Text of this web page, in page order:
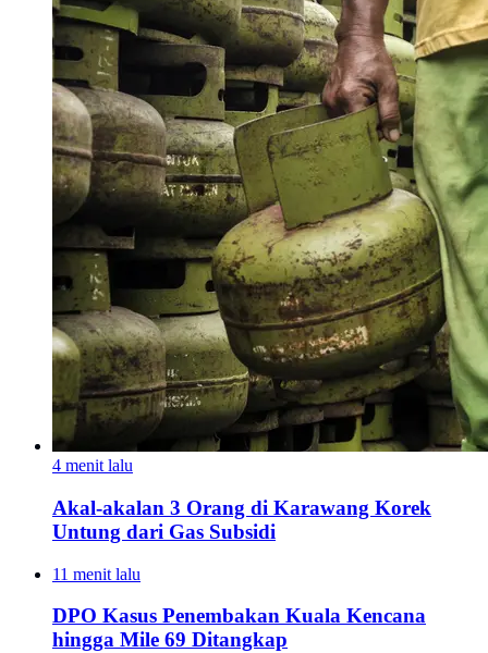
4 menit lalu
Akal-akalan 3 Orang di Karawang Korek
Untung dari Gas Subsidi
11 menit lalu
DPO Kasus Penembakan Kuala Kencana
hingga Mile 69 Ditangkap